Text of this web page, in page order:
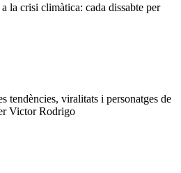
la crisi climàtica: cada dissabte per
tendències, viralitats i personatges de
Victor Rodrigo